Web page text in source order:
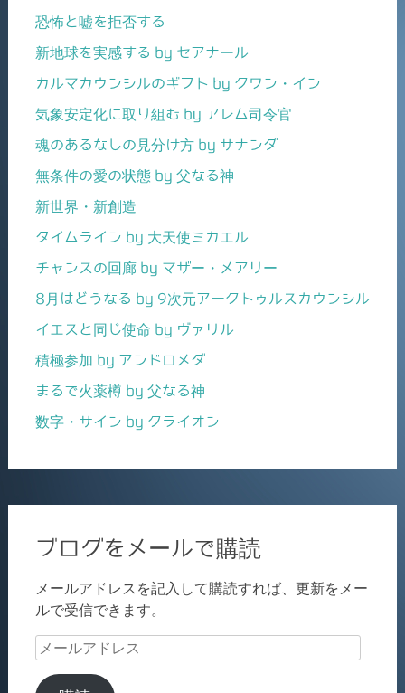
恐怖と嘘を拒否する
新地球を実感する by セアナール
カルマカウンシルのギフト by クワン・イン
気象安定化に取り組む by アレム司令官
魂のあるなしの見分け方 by サナンダ
無条件の愛の状態 by 父なる神
新世界・新創造
タイムライン by 大天使ミカエル
チャンスの回廊 by マザー・メアリー
8月はどうなる by 9次元アークトゥルスカウンシル
イエスと同じ使命 by ヴァリル
積極参加 by アンドロメダ
まるで火薬樽 by 父なる神
数字・サイン by クライオン
ブログをメールで購読
メールアドレスを記入して購読すれば、更新をメー
ルで受信できます。
メ
ル